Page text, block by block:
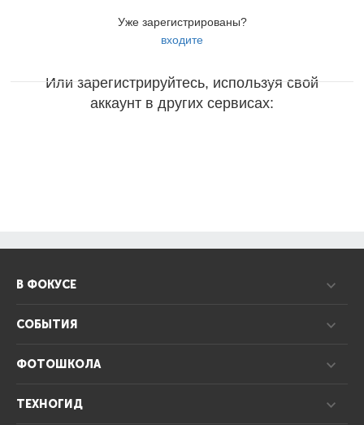
Уже зарегистрированы?
входите
Или зарегистрируйтесь, используя свой
аккаунт в других сервисах:
В ФОКУСЕ
СОБЫТИЯ
ФОТОШКОЛА
ТЕХНОГИД